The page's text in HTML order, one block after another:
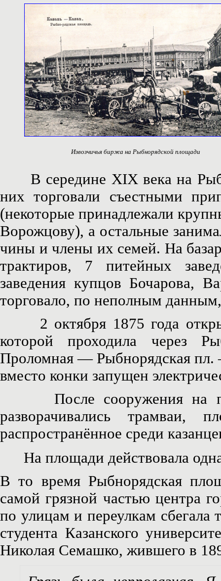
Извозчичья биржа на Рыбнорядской площади
В середине XIX века на
них торговали съестными
(некоторые принадлежали
Ворожцову), а остальные
чины и члены их семей. На
трактиров, 7 питейных
заведения купцов Бочарова,
торговало, по неполным
2 октября 1875 года
которой проходила через
Проломная — Рыбнорядская пл.
вместо конки запущен
После сооружения на
разворачивались
распространённое среди
На площади действовала
В то время Рыбнорядская
самой грязной частью центра
по улицам и переулкам
студента Казанского
Николая Семашко, жившего в